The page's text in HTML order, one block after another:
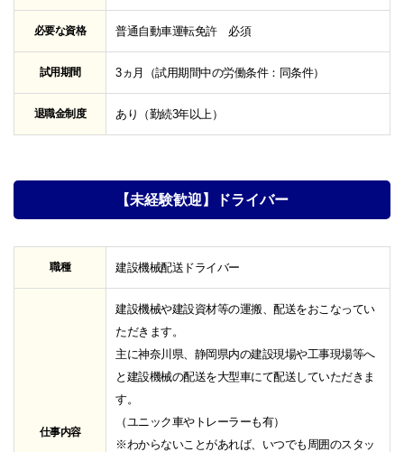
必要な資格 普通自動車運転免許 必須
試用期間 3ヵ月（試用期間中の労働条件：同条件）
退職金制度 あり（勤続3年以上）
【未経験歓迎】ドライバー
職種 建設機械配送ドライバー
仕事内容
建設機械や建設資材等の運搬、配送をおこなってい
ただきます。
主に神奈川県、静岡県内の建設現場や工事現場等へ
と建設機械の配送を大型車にて配送していただきま
す。
（ユニック車やトレーラーも有）
※わからないことがあれば、いつでも周囲のスタッ